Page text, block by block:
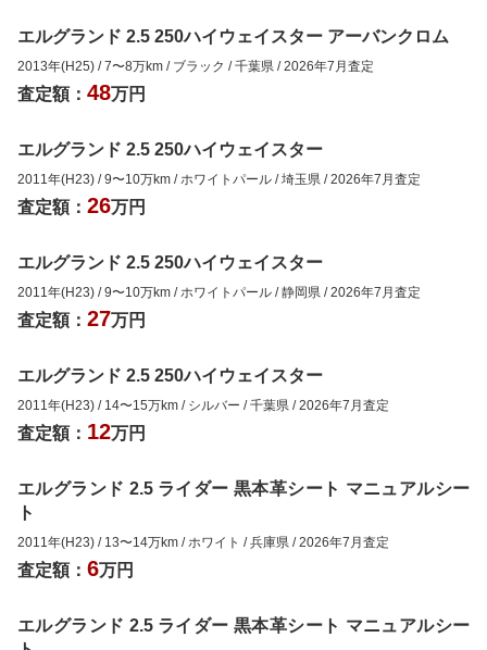
エルグランド 2.5 250ハイウェイスター アーバンクロム
2013年(H25) /7〜8万km / ブラック /千葉県 /2026年7月査定
査定額： 48万円
エルグランド 2.5 250ハイウェイスター
2011年(H23) /9〜10万km / ホワイトパール /埼玉県 /2026年7月査定
査定額： 26万円
エルグランド 2.5 250ハイウェイスター
2011年(H23) /9〜10万km / ホワイトパール /静岡県 /2026年7月査定
査定額： 27万円
エルグランド 2.5 250ハイウェイスター
2011年(H23) / 14〜15万km / シルバー /千葉県 /2026年7月査定
査定額： 12万円
エルグランド 2.5 ライダー 黒本革シート マニュアルシー
ト
2011年(H23) / 13〜14万km / ホワイト /兵庫県 /2026年7月査定
査定額： 6万円
エルグランド 2.5 ライダー 黒本革シート マニュアルシー